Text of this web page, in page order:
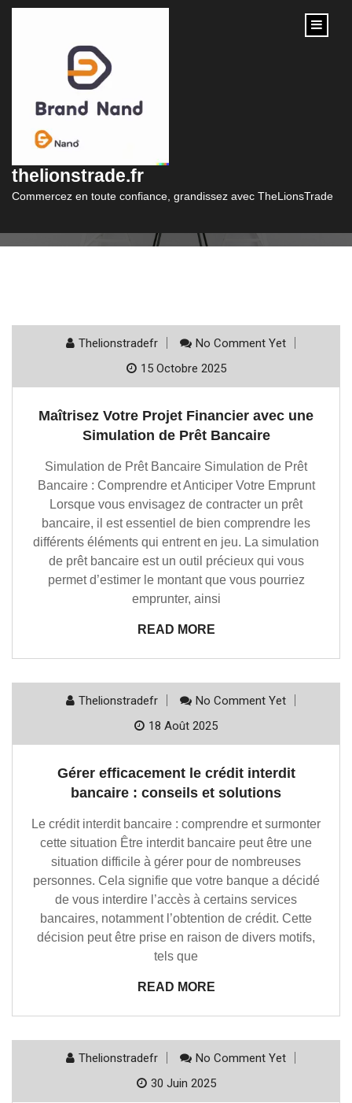
content
thelionstrade.fr
Commercez en toute confiance, grandissez avec TheLionsTrade
Catégorie :
Thelionstradefr
No Comment Yet
15 Octobre 2025
Maîtrisez Votre Projet Financier avec une
Simulation de Prêt Bancaire
Simulation de Prêt Bancaire Simulation de Prêt
Bancaire : Comprendre et Anticiper Votre Emprunt
Lorsque vous envisagez de contracter un prêt
bancaire, il est essentiel de bien comprendre les
différents éléments qui entrent en jeu. La simulation
de prêt bancaire est un outil précieux qui vous
permet d’estimer le montant que vous pourriez
emprunter, ainsi
READ MORE
Thelionstradefr
No Comment Yet
18 Août 2025
Gérer efficacement le crédit interdit
bancaire : conseils et solutions
Le crédit interdit bancaire : comprendre et surmonter
cette situation Être interdit bancaire peut être une
situation difficile à gérer pour de nombreuses
personnes. Cela signifie que votre banque a décidé
de vous interdire l’accès à certains services
bancaires, notamment l’obtention de crédit. Cette
décision peut être prise en raison de divers motifs,
tels que
READ MORE
Thelionstradefr
No Comment Yet
30 Juin 2025